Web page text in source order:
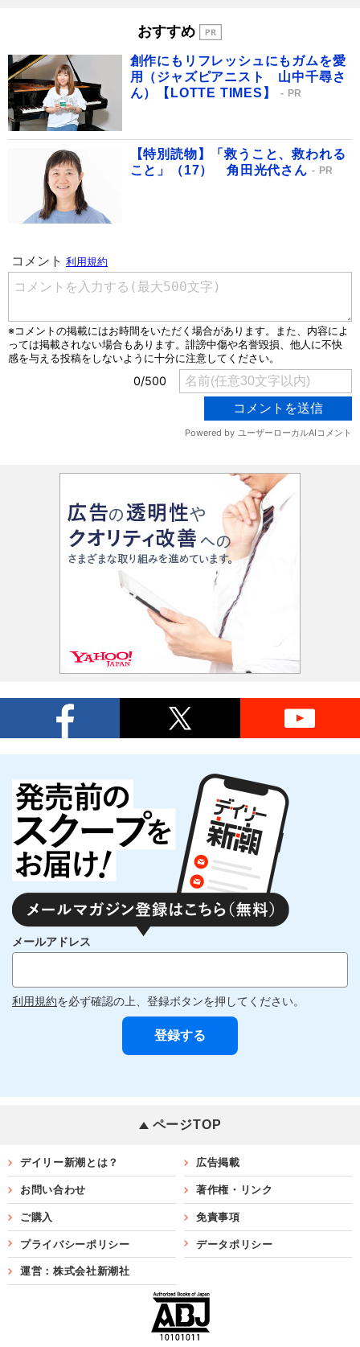
おすすめ
創作にもリフレッシュにもガムを愛
用（ジャズピアニスト 山中千尋さ
ん）【LOTTE TIMES】
PR
【特別読物】「救うこと、救われる
こと」（17） 角田光代さん
PR
メールアドレス
利用規約を必ず確認の上、登録ボタンを押してください。
ページTOP
デイリー新潮とは？ 広告掲載
お問い合わせ 著作権・リンク
ご購入 免責事項
プライバシーポリシー データポリシー
運営：株式会社新潮社